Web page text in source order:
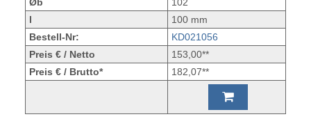
l
100 mm
Bestell-Nr:
KD021056
Preis € / Netto
153,00**
Preis € / Brutto*
182,07**